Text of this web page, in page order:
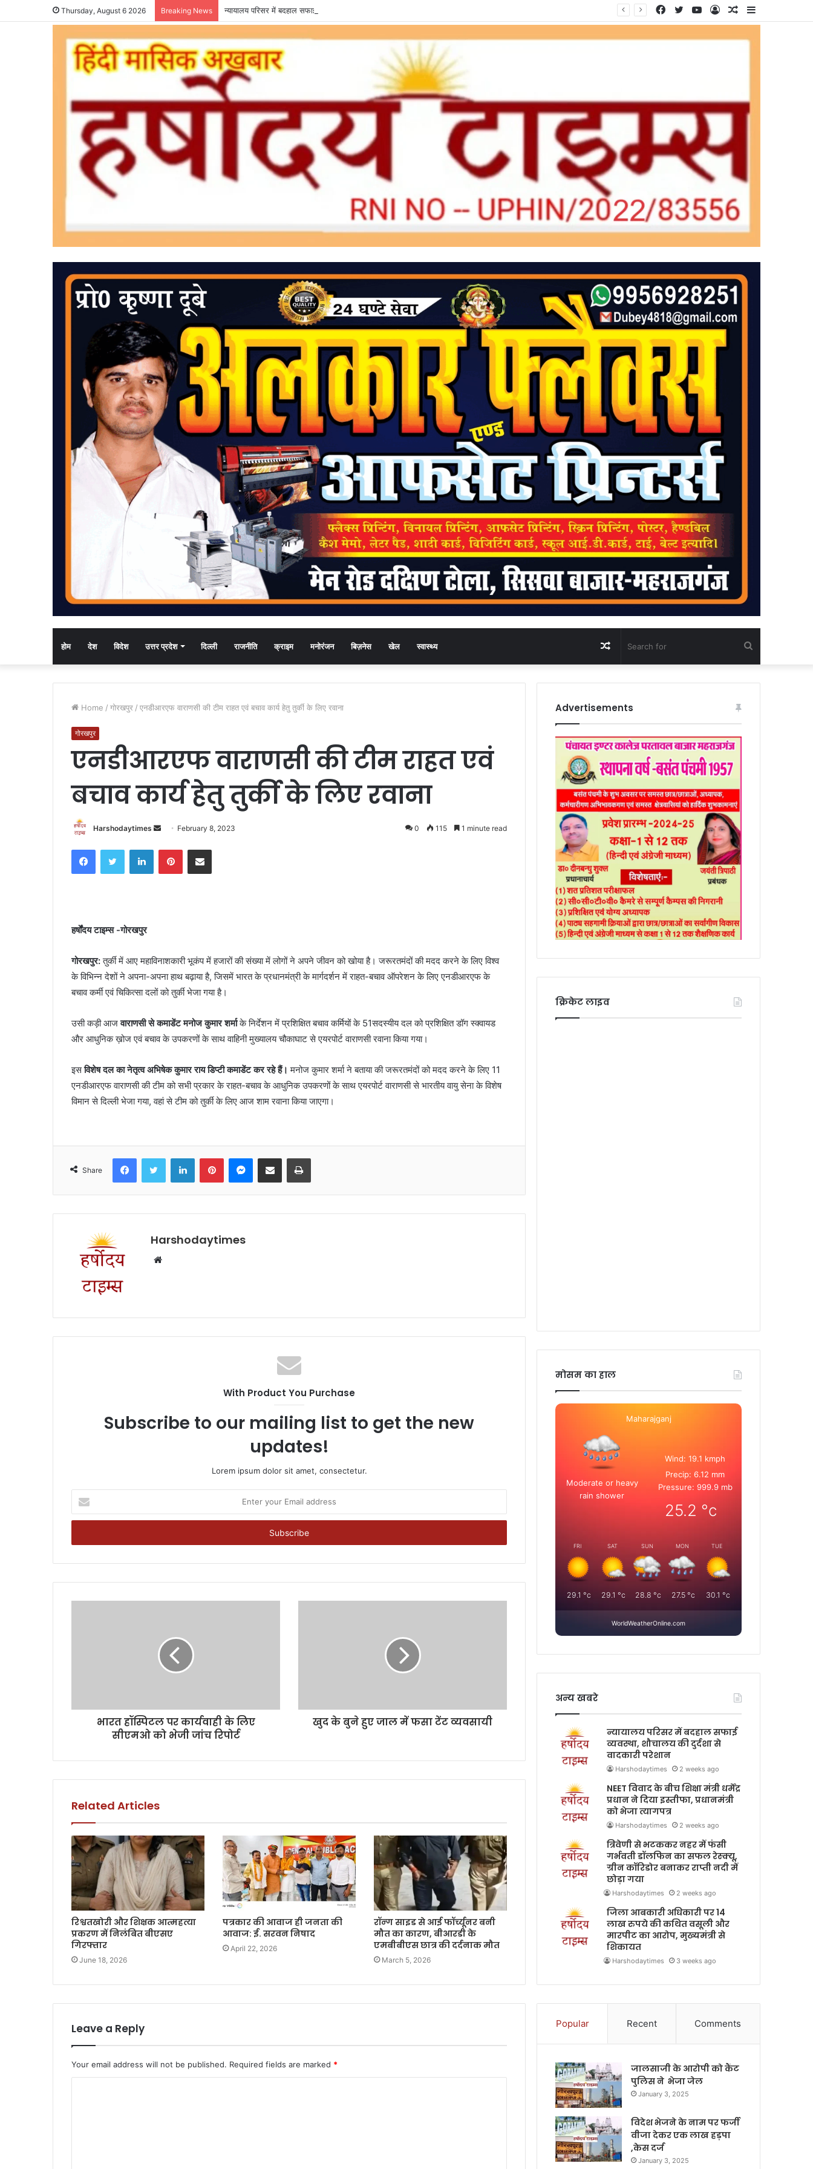
Thursday, August 6 2026 Breaking News न्यायालय परिसर में बदहाल सफाई व्यवस्था, शौचालय की दुर्दशा से वादकारी परेशान Sidebar
Random
Log
YouTube
Twitter
Facebook
होम देश विदेश उत्तर प्रदेश दिल्ली राजनीति क्राइम मनोरंजन बिज़नेस खेल स्वास्थ्य
for
Random
Article
Home / गोरखपुर / एनडीआरएफ वाराणसी की टीम राहत एवं बचाव कार्य हेतु तुर्की के लिए रवाना
गोरखपुर
एनडीआरएफ वाराणसी की टीम राहत एवं
बचाव कार्य हेतु तुर्की के लिए रवाना
Harshodaytimes
Send
email
February 8, 2023 0 115 1 minute read
FacebookTwitter LinkedInPinterestShare via Email
हर्षोंदय टाइम्स -गोरखपुर
गोरखपुर:तुर्की में आए महाविनाशकारी भूकंप में हजारों की संख्या में लोगों ने अपने जीवन को खोया है। जरूरतमंदों की मदद करने के लिए विश्व
के विभिन्न देशों ने अपना-अपना हाथ बढ़ाया है, जिसमें भारत के प्रधानमंत्री के मार्गदर्शन में राहत-बचाव ऑपरेशन के लिए एनडीआरएफ के
बचाव कर्मी एवं चिकित्सा दलों को तुर्की भेजा गया है।
उसी कड़ी आजवाराणसी से कमाडेंट मनोज कुमार शर्माके निर्देशन में प्रशिक्षित बचाव कर्मियों के 51सदस्यीय दल को प्रशिक्षित डॉग स्क्वायड
और आधुनिक ख़ोज एवं बचाव के उपकरणों के साथ वाहिनी मुख्यालय चौकाघाट से एयरपोर्ट वाराणसी रवाना किया गया।
इसविशेष दल का नेतृत्व अभिषेक कुमार राय डिप्टी कमाडेंट कर रहे हैं। मनोज कुमार शर्मा ने बताया की जरूरतमंदों को मदद करने के लिए 11
एनडीआरएफ वाराणसी की टीम को सभी प्रकार के राहत-बचाव के आधुनिक उपकरणों के साथ एयरपोर्ट वाराणसी से भारतीय वायु सेना के विशेष
विमान से दिल्ली भेजा गया, वहां से टीम को तुर्की के लिए आज शाम रवाना किया जाएगा।
Share
FacebookTwitter LinkedInPinterestMessenger
Share via Email Print
Harshodaytimes
Website
With Product You Purchase
Subscribe to our mailing list to get the new
updates!
Lorem ipsum dolor sit amet, consectetur.
your
Email
भारत हॉस्पिटल पर कार्यवाही के लिए
सीएमओ को भेजी जांच रिपोर्ट
खुद के बुने हुए जाल में फसा टेंट व्यवसायी
Related Articles
रिश्वतखोरी और शिक्षक आत्महत्या
प्रकरण में निलंबित बीएसए
गिरफ्तार
June 18, 2026
पत्रकार की आवाज ही जनता की
आवाज: ई. सरवन निषाद
April 22, 2026
रॉन्ग साइड से आई फॉर्च्यूनर बनी
मौत का कारण, बीआरडी के
एमबीबीएस छात्र की दर्दनाक मौत
March 5, 2026
Leave a Reply
Your email address will not be published. Required fields are marked *
Advertisements
क्रिकेट लाइव
मोसम का हाल
Maharajganj
Moderate or heavy
rain shower
Wind: 19.1 kmph
Precip: 6.12 mm
Pressure: 999.9 mb
25.2 °c
FRI
29.1 °c
SAT
29.1 °c
SUN
28.8 °c
MON
27.5 °c
TUE
30.1 °c
WorldWeatherOnline.com
अन्य खबरे
न्यायालय परिसर में बदहाल सफाई
व्यवस्था, शौचालय की दुर्दशा से
वादकारी परेशान
Harshodaytimes 2 weeks ago
NEET विवाद के बीच शिक्षा मंत्री धर्मेंद्र
प्रधान ने दिया इस्तीफा, प्रधानमंत्री
को भेजा त्यागपत्र
Harshodaytimes 2 weeks ago
त्रिवेणी से भटककर नहर में फंसी
गर्भवती डॉलफिन का सफल रेस्क्यू,
ग्रीन कॉरिडोर बनाकर राप्ती नदी में
छोड़ा गया
Harshodaytimes 2 weeks ago
जिला आबकारी अधिकारी पर 14
लाख रुपये की कथित वसूली और
मारपीट का आरोप, मुख्यमंत्री से
शिकायत
Harshodaytimes 3 weeks ago
Popular Recent Comments
जालसाजी के आरोपी को कैंट
पुलिस ने भेजा जेल
January 3, 2025
विदेश भेजने के नाम पर फर्जी
वीजा देकर एक लाख हड़पा
,केस दर्ज
January 3, 2025